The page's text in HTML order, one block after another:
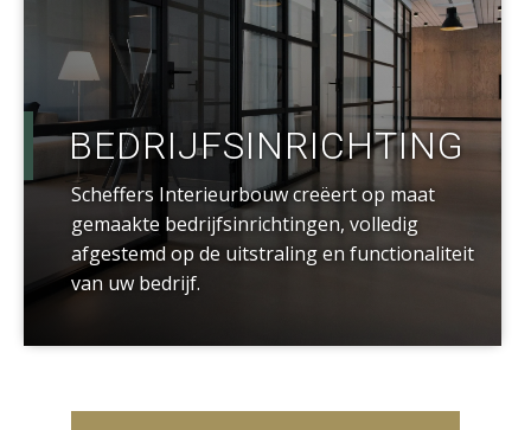
BEDRIJFSINRICHTING
Scheffers Interieurbouw creëert op maat
gemaakte bedrijfsinrichtingen, volledig
afgestemd op de uitstraling en functionaliteit
van uw bedrijf.